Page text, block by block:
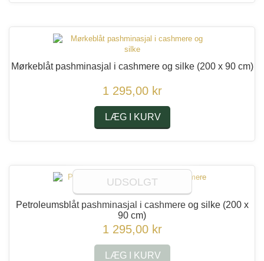
Mørkeblåt pashminasjal i cashmere og silke (200 x 90 cm)
1 295,00 kr
LÆG I KURV
UDSOLGT
Petroleumsblåt pashminasjal i cashmere og silke (200 x
90 cm)
1 295,00 kr
LÆG I KURV